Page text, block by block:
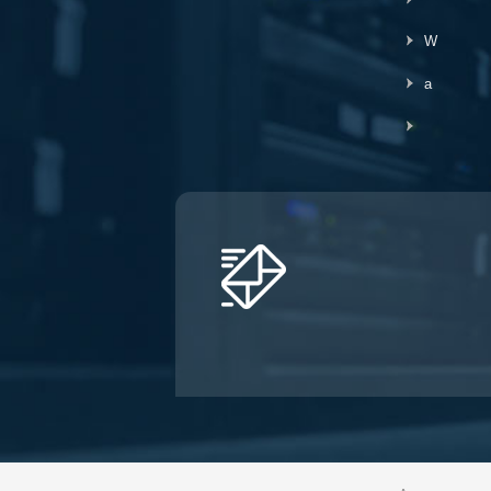
ProLabs соответствуют
не содержат свинца.
соглашениях (19 USC
и 2501-2581), который
справедливой и
или указанные в
W
a